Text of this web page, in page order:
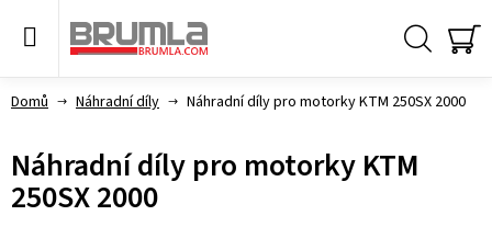
Domů Náhradní díly Náhradní díly pro motorky KTM 250SX 2000
Náhradní díly pro motorky KTM
250SX 2000